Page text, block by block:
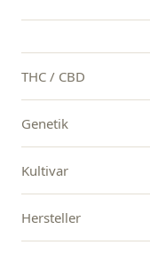
THC / CBD
Genetik
Kultivar
Hersteller